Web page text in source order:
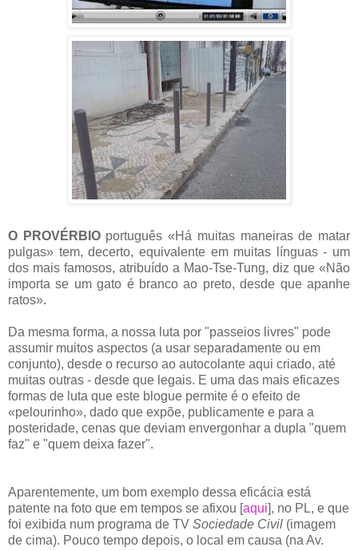
O PROVÉRBIO português «Há muitas maneiras de matar
pulgas» tem, decerto, equivalente em muitas línguas - um
dos mais famosos, atribuído a Mao-Tse-Tung, diz que «Não
importa se um gato é branco ao preto, desde que apanhe
ratos».
Da mesma forma, a nossa luta por "passeios livres" pode
assumir muitos aspectos (a usar separadamente ou em
conjunto), desde o recurso ao autocolante aqui criado, até
muitas outras - desde que legais. E uma das mais eficazes
formas de luta que este blogue permite é o efeito de
«pelourinho», dado que expõe, publicamente e para a
posteridade, cenas que deviam envergonhar a dupla "quem
faz" e "quem deixa fazer".
Aparentemente, um bom exemplo dessa eficácia está
patente na foto que em tempos se afixou [aqui], no PL, e que
foi exibida num programa de TV Sociedade Civil (imagem
de cima). Pouco tempo depois, o local em causa (na Av.